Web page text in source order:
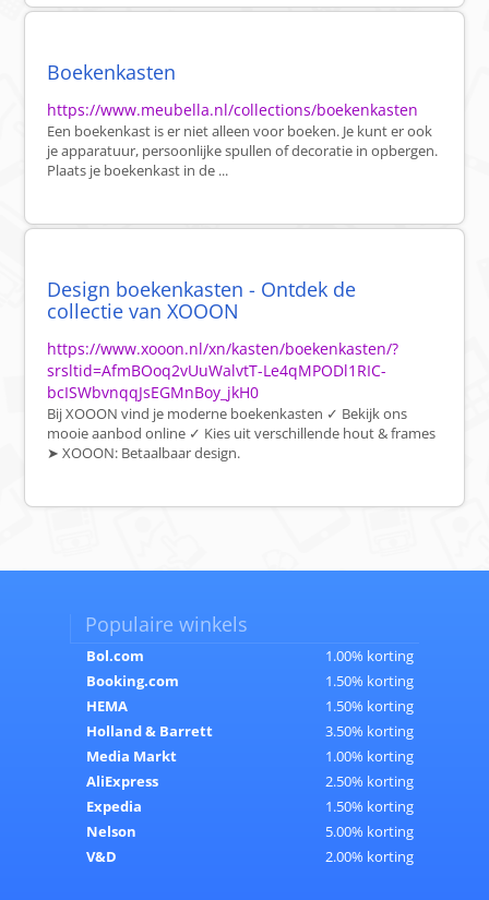
Boekenkasten
https://www.meubella.nl/collections/boekenkasten
Een boekenkast is er niet alleen voor boeken. Je kunt er ook
je apparatuur, persoonlijke spullen of decoratie in opbergen.
Plaats je boekenkast in de ...
Design boekenkasten - Ontdek de
collectie van XOOON
https://www.xooon.nl/xn/kasten/boekenkasten/?
srsltid=AfmBOoq2vUuWalvtT-Le4qMPODl1RIC-
bcISWbvnqqJsEGMnBoy_jkH0
Bij XOOON vind je moderne boekenkasten ✓ Bekijk ons
mooie aanbod online ✓ Kies uit verschillende hout & frames
➤ XOOON: Betaalbaar design.
Populaire winkels
Bol.com
1.00% korting
Booking.com
1.50% korting
HEMA
1.50% korting
Holland & Barrett
3.50% korting
Media Markt
1.00% korting
AliExpress
2.50% korting
Expedia
1.50% korting
Nelson
5.00% korting
V&D
2.00% korting